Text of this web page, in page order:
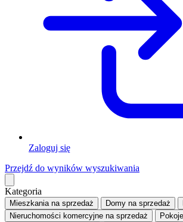
Zaloguj się
Przejdź do wyników wyszukiwania
Kategoria
Mieszkaniana sprzedaż Domy na sprzedaż
Nieruchomości komercyjne na sprzedaż Pokoje